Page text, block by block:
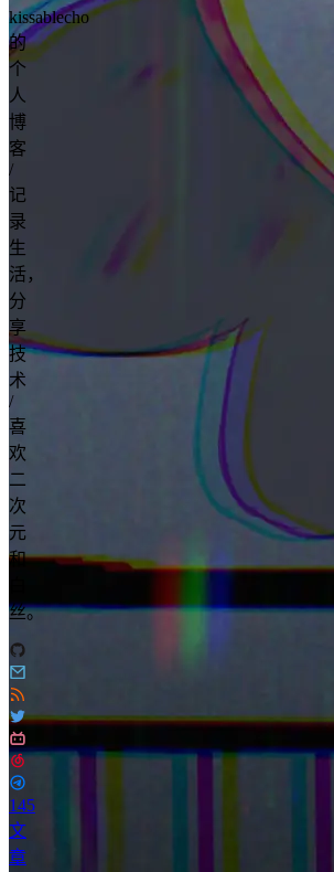
kissablecho
的
个
人
博
客
/
记
录
生
活，
分
享
技
术
/
喜
欢
二
次
元
和
丝。
145
文
章